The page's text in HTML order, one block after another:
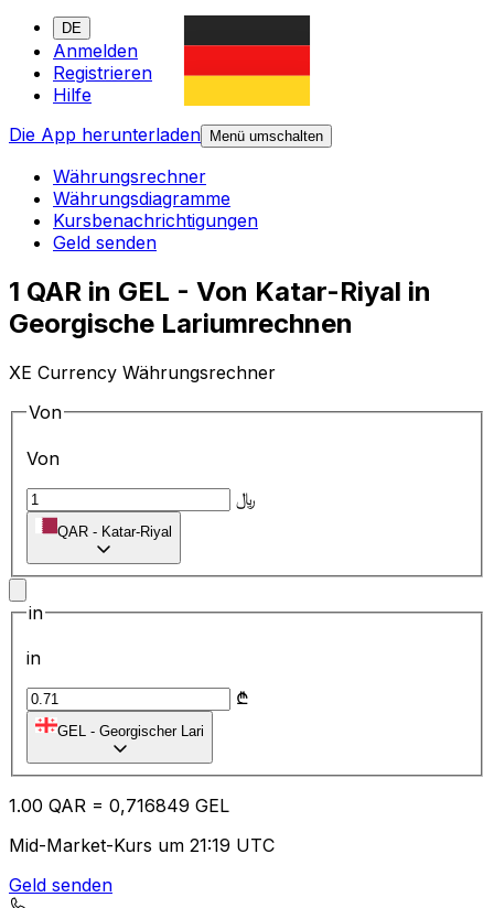
DE
Anmelden
Registrieren
Hilfe
Die App herunterladen
Menü umschalten
Währungsrechner
Währungsdiagramme
Kursbenachrichtigungen
Geld senden
1 QAR in GEL - Von Katar-Riyal in
Georgische Lariumrechnen
XE Currency Währungsrechner
Von
Von
﷼
QAR - Katar-Riyal
in
in
₾
GEL - Georgischer Lari
1.00 QAR = 0,716849 GEL
Mid-Market-Kurs um 21:19 UTC
Geld senden